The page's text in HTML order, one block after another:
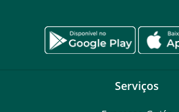
Serviços